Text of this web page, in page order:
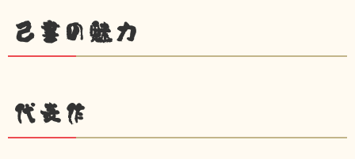
己書の魅力
代表作